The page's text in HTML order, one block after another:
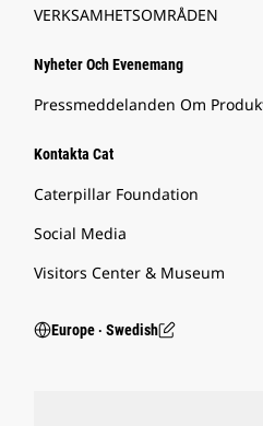
VERKSAMHETSOMRÅDEN
Nyheter Och Evenemang
Pressmeddelanden Om
Kontakta Cat
Caterpillar Foundation
Social Media
Visitors Center & Museum
Europe ‧ Swedish